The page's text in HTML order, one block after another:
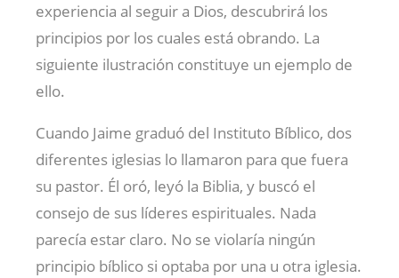
experiencia al seguir a Dios, descubrirá los
principios por los cuales está obrando. La
siguiente ilustración constituye un ejemplo de
ello.
Cuando Jaime graduó del Instituto Bíblico, dos
diferentes iglesias lo llamaron para que fuera
su pastor. Él oró, leyó la Biblia, y buscó el
consejo de sus líderes espirituales. Nada
parecía estar claro. No se violaría ningún
principio bíblico si optaba por una u otra iglesia.